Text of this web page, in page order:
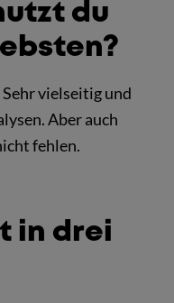
du
vielseitig und
Aber auch
fehlen.
in drei